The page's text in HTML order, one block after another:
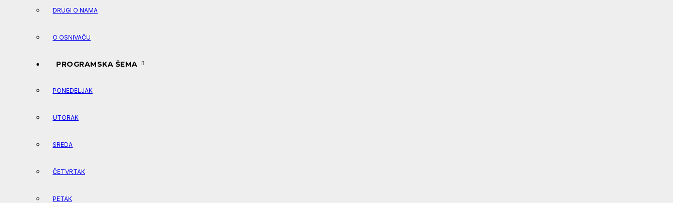
DRUGI O NAMA
O OSNIVAČU
PROGRAMSKA ŠEMA
PONEDELJAK
UTORAK
SREDA
ČETVRTAK
PETAK